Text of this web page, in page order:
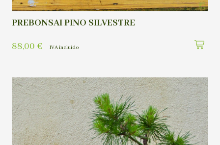
PREBONSAI PINO SILVESTRE
88,00 € IVA incluído